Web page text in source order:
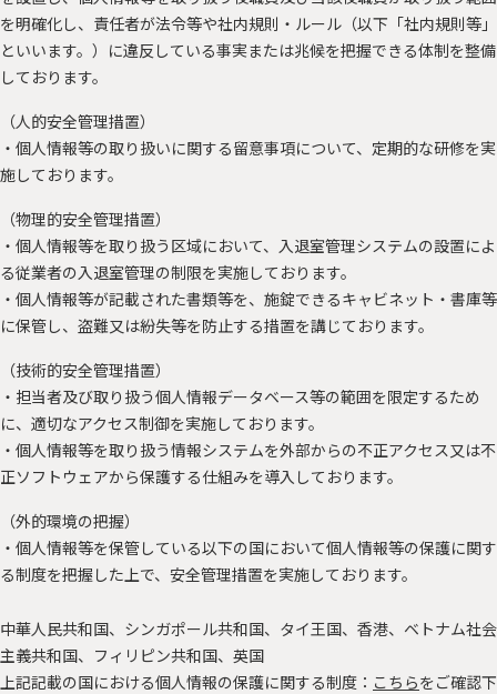
を明確化し、責任者が法令等や社内規則・ルール（以下「社内規則等」
といいます。）に違反している事実または兆候を把握できる体制を整備
しております。
（人的安全管理措置）
・個人情報等の取り扱いに関する留意事項について、定期的な研修を実
施しております。
（物理的安全管理措置）
・個人情報等を取り扱う区域において、入退室管理システムの設置によ
る従業者の入退室管理の制限を実施しております。
・個人情報等が記載された書類等を、施錠できるキャビネット・書庫等
に保管し、盗難又は紛失等を防止する措置を講じております。
（技術的安全管理措置）
・担当者及び取り扱う個人情報データベース等の範囲を限定するため
に、適切なアクセス制御を実施しております。
・個人情報等を取り扱う情報システムを外部からの不正アクセス又は不
正ソフトウェアから保護する仕組みを導入しております。
（外的環境の把握）
・個人情報等を保管している以下の国において個人情報等の保護に関す
る制度を把握した上で、安全管理措置を実施しております。
中華人民共和国、シンガポール共和国、タイ王国、香港、ベトナム社会
主義共和国、フィリピン共和国、英国
上記記載の国における個人情報の保護に関する制度： こちらをご確認下